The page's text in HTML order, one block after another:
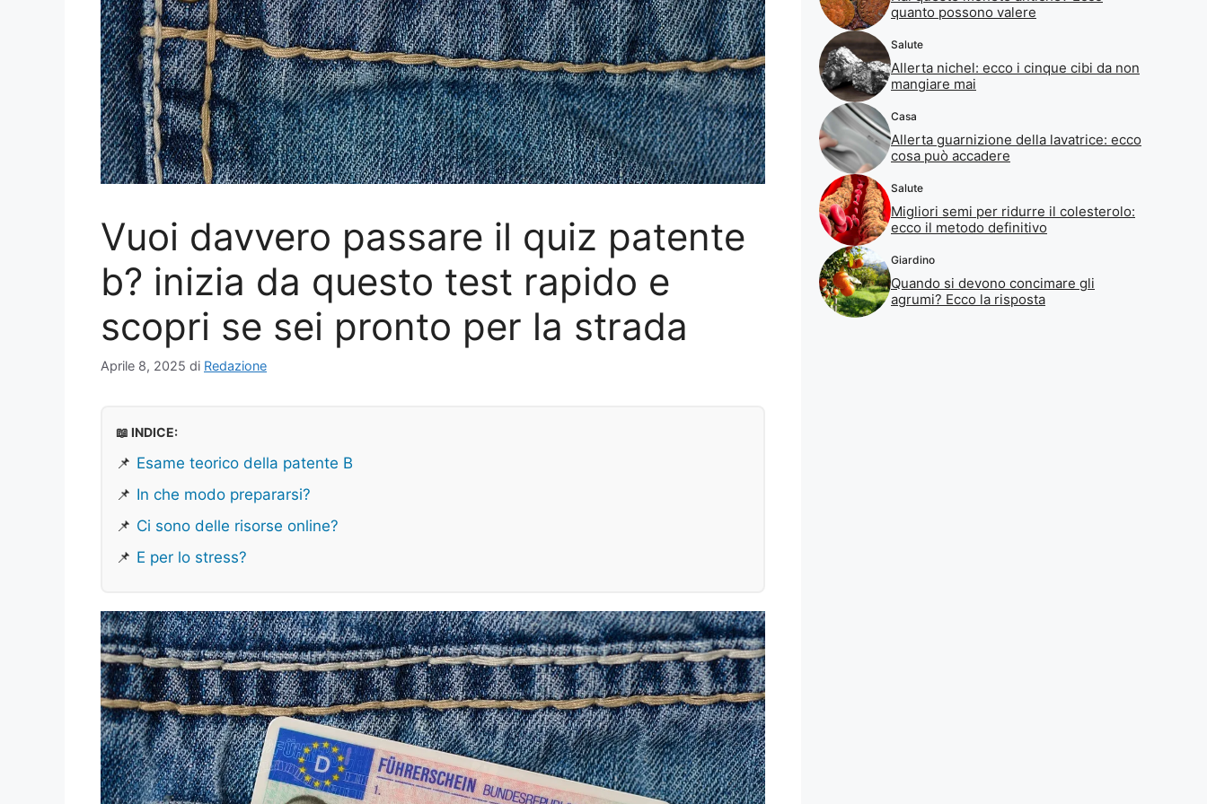
Vuoi davvero passare il quiz patente
b? inizia da questo test rapido e
scopri se sei pronto per la strada
Aprile 8, 2025 di Redazione
📖 INDICE:
📌 Esame teorico della patente B
📌 In che modo prepararsi?
📌 Ci sono delle risorse online?
📌 E per lo stress?
quanto possono valere
Salute
Allerta nichel: ecco i cinque cibi da non
mangiare mai
Casa
Allerta guarnizione della lavatrice: ecco
cosa può accadere
Salute
Migliori semi per ridurre il colesterolo:
ecco il metodo definitivo
Giardino
Quando si devono concimare gli
agrumi? Ecco la risposta